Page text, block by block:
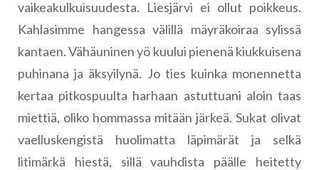
vaikeakulkuisuudesta. Liesjärvi ei ollut poikkeus.
Kahlasimme hangessa välillä mäyräkoiraa sylissä
kantaen. Vähäuninen yö kuului pienenä kiukkuisena
puhinana ja äksyilynä. Jo ties kuinka monennetta
kertaa pitkospuulta harhaan astuttuani aloin taas
miettiä, oliko hommassa mitään järkeä. Sukat olivat
vaelluskengistä huolimatta läpimärät ja selkä
litimärkä hiestä, sillä vauhdista päälle heitetty